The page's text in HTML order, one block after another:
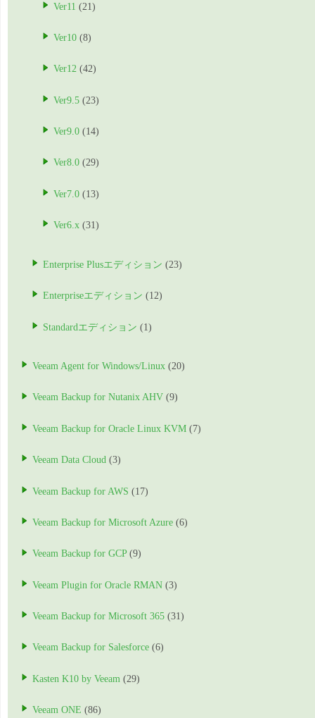
Ver11 (21)
Ver10 (8)
Ver12 (42)
Ver9.5 (23)
Ver9.0 (14)
Ver8.0 (29)
Ver7.0 (13)
Ver6.x (31)
Enterprise Plusエディション (23)
Enterpriseエディション (12)
Standardエディション (1)
Veeam Agent for Windows/Linux (20)
Veeam Backup for Nutanix AHV (9)
Veeam Backup for Oracle Linux KVM (7)
Veeam Data Cloud (3)
Veeam Backup for AWS (17)
Veeam Backup for Microsoft Azure (6)
Veeam Backup for GCP(9)
Veeam Plugin for Oracle RMAN (3)
Veeam Backup for Microsoft 365 (31)
Veeam Backup for Salesforce (6)
Kasten K10 by Veeam (29)
Veeam ONE (86)